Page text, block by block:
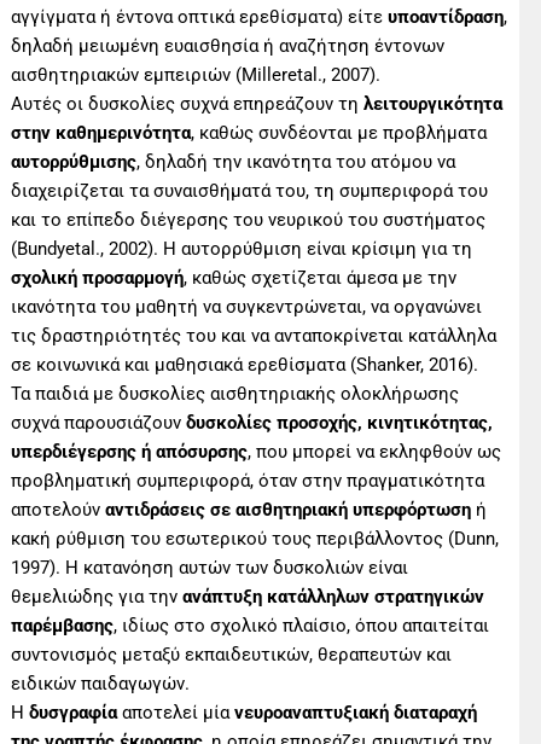
αγγίγματα ή έντονα οπτικά ερεθίσματα) είτευποαντίδραση,
δηλαδή μειωμένη ευαισθησία ή αναζήτηση έντονων
αισθητηριακών εμπειριών (Milleretal., 2007).
Αυτές οι δυσκολίες συχνά επηρεάζουν τηλειτουργικότητα
στην καθημερινότητα, καθώς συνδέονται με προβλήματα
αυτορρύθμισης, δηλαδή την ικανότητα του ατόμου να
διαχειρίζεται τα συναισθήματά του, τη συμπεριφορά του
και το επίπεδο διέγερσης του νευρικού του συστήματος
(Bundyetal., 2002). Η αυτορρύθμιση είναι κρίσιμη για τη
σχολική προσαρμογή, καθώς σχετίζεται άμεσα με την
ικανότητα του μαθητή να συγκεντρώνεται, να οργανώνει
τις δραστηριότητές του και να ανταποκρίνεται κατάλληλα
σε κοινωνικά και μαθησιακά ερεθίσματα (Shanker, 2016).
Τα παιδιά με δυσκολίες αισθητηριακής ολοκλήρωσης
συχνά παρουσιάζουνδυσκολίες προσοχής, κινητικότητας,
υπερδιέγερσης ή απόσυρσης, που μπορεί να εκληφθούν ως
προβληματική συμπεριφορά, όταν στην πραγματικότητα
αποτελούναντιδράσεις σε αισθητηριακή υπερφόρτωση ή
κακή ρύθμιση του εσωτερικού τους περιβάλλοντος (Dunn,
1997). Η κατανόηση αυτών των δυσκολιών είναι
θεμελιώδης για τηνανάπτυξη κατάλληλων στρατηγικών
παρέμβασης, ιδίως στο σχολικό πλαίσιο, όπου απαιτείται
συντονισμός μεταξύ εκπαιδευτικών, θεραπευτών και
ειδικών παιδαγωγών.
Ηδυσγραφίααποτελεί μίανευροαναπτυξιακή διαταραχή